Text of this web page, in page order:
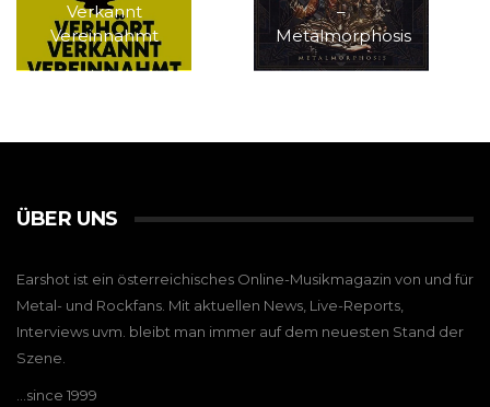
Verkannt
Vereinnahmt
–
Metalmorphosis
ÜBER UNS
Earshot ist ein österreichisches Online-Musikmagazin von und für
Metal- und Rockfans. Mit aktuellen News, Live-Reports,
Interviews uvm. bleibt man immer auf dem neuesten Stand der
Szene.
…since 1999